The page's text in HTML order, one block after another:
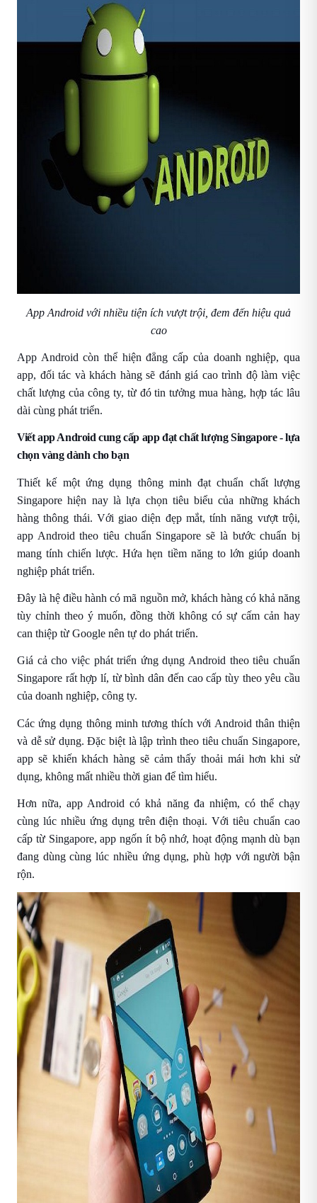
App Android với nhiều tiện ích vượt trội, đem đến hiệu quả
cao
App Android còn thể hiện đẳng cấp của doanh nghiệp, qua
app, đối tác và khách hàng sẽ đánh giá cao trình độ làm việc
chất lượng của công ty, từ đó tin tưởng mua hàng, hợp tác lâu
dài cùng phát triển.
Viết app Android cung cấp app đạt chất lượng Singapore- lựa
chọn vàng dành cho bạn
Thiết kế một ứng dụng thông minh đạt chuẩn chất lượng
Singapore hiện nay là lựa chọn tiêu biểu của những khách
hàng thông thái. Với giao diện đẹp mắt, tính năng vượt trội,
app Android theo tiêu chuẩn Singapore sẽ là bước chuẩn bị
mang tính chiến lược. Hứa hẹn tiềm năng to lớn giúp doanh
nghiệp phát triển.
Đây là hệ điều hành có mã nguồn mở, khách hàng có khả năng
tùy chỉnh theo ý muốn, đồng thời không có sự cấm cản hay
can thiệp từ Google nên tự do phát triển.
Giá cả cho việc phát triển ứng dụng Android theo tiêu chuẩn
Singapore rất hợp lí, từ bình dân đến cao cấp tùy theo yêu cầu
của doanh nghiệp, công ty.
Các ứng dụng thông minh tương thích với Android thân thiện
và dễ sử dụng. Đặc biệt là lập trình theo tiêu chuẩn Singapore,
app sẽ khiến khách hàng sẽ cảm thấy thoải mái hơn khi sử
dụng, không mất nhiều thời gian để tìm hiểu.
Hơn nữa, app Android có khả năng đa nhiệm, có thể chạy
cùng lúc nhiều ứng dụng trên điện thoại. Với tiêu chuẩn cao
cấp từ Singapore, app ngốn ít bộ nhớ, hoạt động mạnh dù bạn
đang dùng cùng lúc nhiều ứng dụng, phù hợp với người bận
rộn.